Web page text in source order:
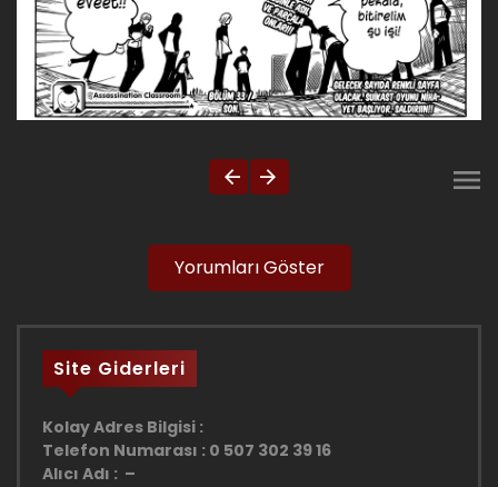
Yorumları Göster
Site Giderleri
Kolay Adres Bilgisi :
Telefon Numarası : 0 507 302 39 16
Alıcı Adı : –